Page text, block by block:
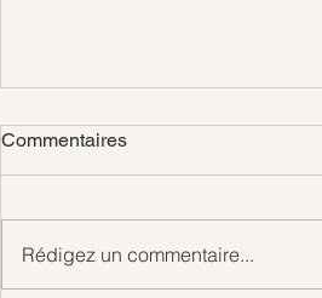
Commentaires
Rédigez un commentaire...